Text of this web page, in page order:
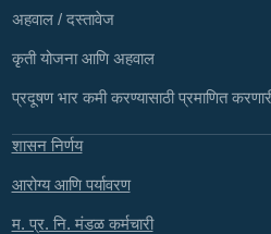
अहवाल / दस्तावेज
कृती योजना आणि अहवाल
प्रदूषण भार कमी करण्यासाठी प्रमाणित
शासन निर्णय
आरोग्य आणि पर्यावरण
म. प्र. नि. मंडळ कर्मचारी